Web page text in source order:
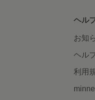
ヘル
お知
ヘル
利用